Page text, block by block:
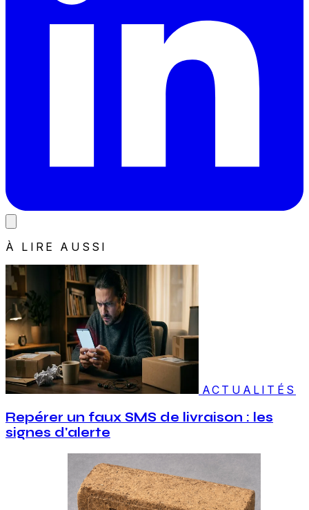
À LIRE AUSSI
ACTUALITÉS
Repérer un faux SMS de livraison : les
signes d'alerte